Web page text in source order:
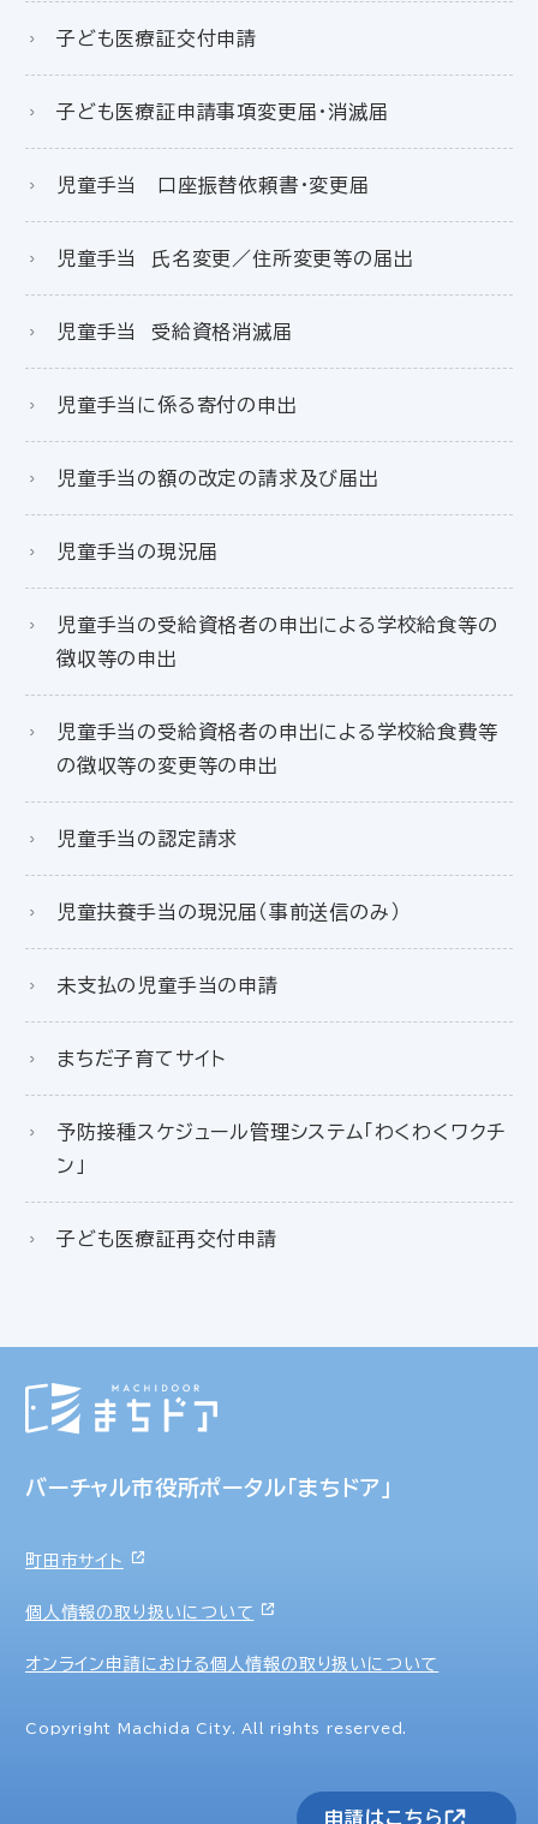
子ども医療証交付申請
子ども医療証申請事項変更届・消滅届
児童手当 口座振替依頼書・変更届
児童手当 氏名変更／住所変更等の届出
児童手当 受給資格消滅届
児童手当に係る寄付の申出
児童手当の額の改定の請求及び届出
児童手当の現況届
児童手当の受給資格者の申出による学校給食等の
徴収等の申出
児童手当の受給資格者の申出による学校給食費等
の徴収等の変更等の申出
児童手当の認定請求
児童扶養手当の現況届（事前送信のみ）
未支払の児童手当の申請
まちだ子育てサイト
予防接種スケジュール管理システム「わくわくワクチ
ン」
子ども医療証再交付申請
申請はこちら
バーチャル市役所ポータル「まちドア」
町田市サイト
個人情報の取り扱いについて
オンライン申請における個人情報の取り扱いについて
Copyright Machida City. All rights reserved.